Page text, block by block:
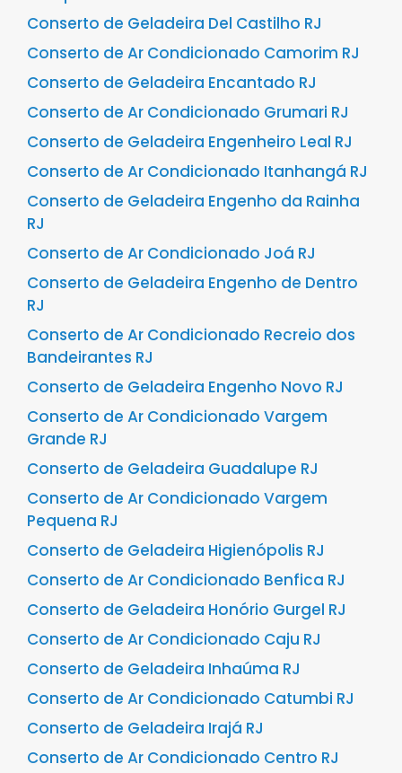
Conserto de Geladeira Del Castilho RJ
Conserto de Ar Condicionado Camorim RJ
Conserto de Geladeira Encantado RJ
Conserto de Ar Condicionado Grumari RJ
Conserto de Geladeira Engenheiro Leal RJ
Conserto de Ar Condicionado Itanhangá RJ
Conserto de Geladeira Engenho da Rainha
RJ
Conserto de Ar Condicionado Joá RJ
Conserto de Geladeira Engenho de Dentro
RJ
Conserto de Ar Condicionado Recreio dos
Bandeirantes RJ
Conserto de Geladeira Engenho Novo RJ
Conserto de Ar Condicionado Vargem
Grande RJ
Conserto de Geladeira Guadalupe RJ
Conserto de Ar Condicionado Vargem
Pequena RJ
Conserto de Geladeira Higienópolis RJ
Conserto de Ar Condicionado Benfica RJ
Conserto de Geladeira Honório Gurgel RJ
Conserto de Ar Condicionado Caju RJ
Conserto de Geladeira Inhaúma RJ
Conserto de Ar Condicionado Catumbi RJ
Conserto de Geladeira Irajá RJ
Conserto de Ar Condicionado Centro RJ